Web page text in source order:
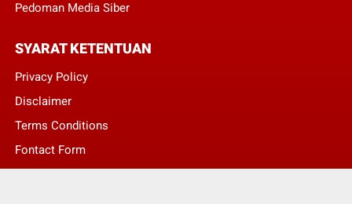
Pedoman Media Siber
SYARAT KETENTUAN
Privacy Policy
Disclaimer
Terms Conditions
Fontact Form